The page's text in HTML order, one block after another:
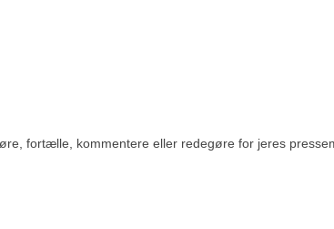
fortælle, kommentere eller redegøre for jeres